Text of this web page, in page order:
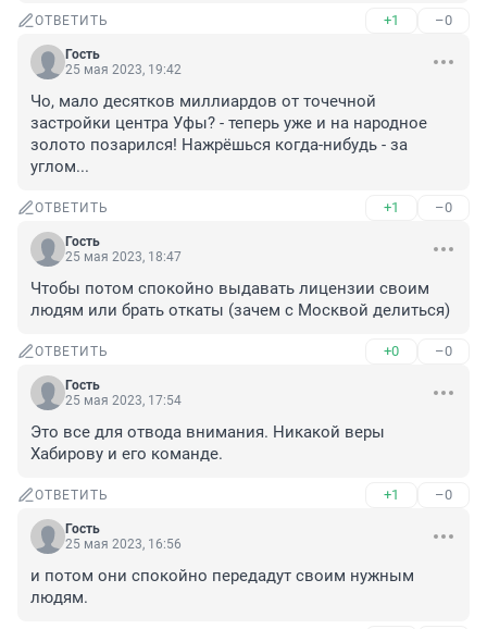
ОТВЕТИТЬ +1 –0
Гость
25 мая 2023, 19:42
Чо, мало десятков миллиардов от точечной
застройки центра Уфы? - теперь уже и на народное
золото позарился! Нажрёшься когда-нибудь - за
углом...
ОТВЕТИТЬ +1 –0
Гость
25 мая 2023, 18:47
Чтобы потом спокойно выдавать лицензии своим
людям или брать откаты (зачем с Москвой делиться)
ОТВЕТИТЬ +0 –0
Гость
25 мая 2023, 17:54
Это все для отвода внимания. Никакой веры
Хабирову и его команде.
ОТВЕТИТЬ +1 –0
Гость
25 мая 2023, 16:56
и потом они спокойно передадут своим нужным
людям.